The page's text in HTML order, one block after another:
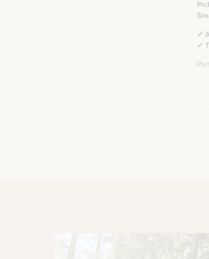
✔
✔